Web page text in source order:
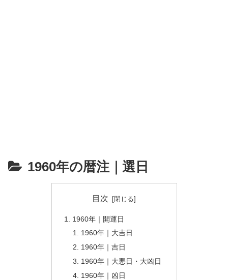
1960年の暦注｜選日
目次
1960年｜開運日
1960年｜大吉日
1960年｜吉日
1960年｜大悪日・大凶日
1960年｜凶日